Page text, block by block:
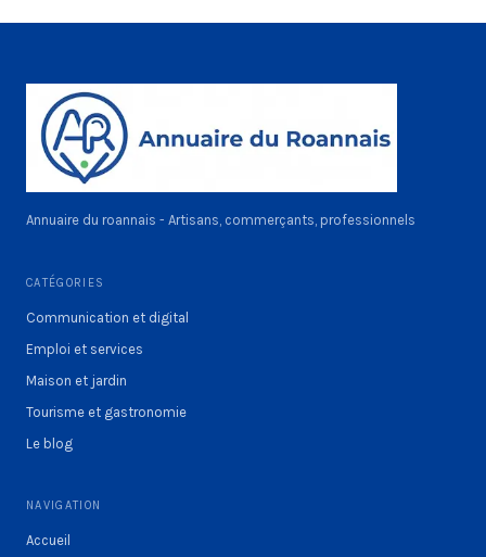
Annuaire du roannais - Artisans, commerçants, professionnels
CATÉGORIES
Communication et digital
Emploi et services
Maison et jardin
Tourisme et gastronomie
Le blog
NAVIGATION
Accueil